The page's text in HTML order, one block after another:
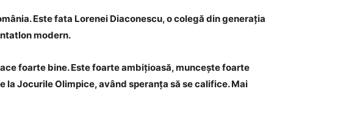
Este fata Lorenei Diaconescu, o colegă din generația
modern.
foarte bine. Este foarte ambițioasă, muncește foarte
Jocurile Olimpice, având speranța să se califice. Mai